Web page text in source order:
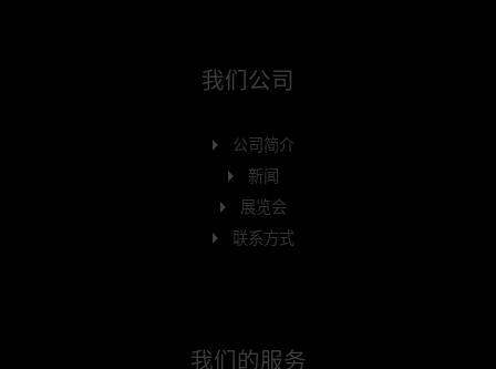
我们公司
公司简介
新闻
展览会
联系方式
我们的服务